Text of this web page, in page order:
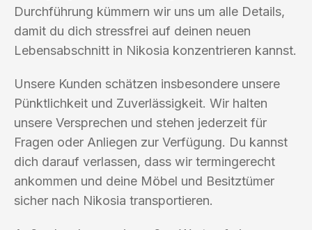
Durchführung kümmern wir uns um alle Details,
damit du dich stressfrei auf deinen neuen
Lebensabschnitt in Nikosia konzentrieren kannst.
Unsere Kunden schätzen insbesondere unsere
Pünktlichkeit und Zuverlässigkeit. Wir halten
unsere Versprechen und stehen jederzeit für
Fragen oder Anliegen zur Verfügung. Du kannst
dich darauf verlassen, dass wir termingerecht
ankommen und deine Möbel und Besitztümer
sicher nach Nikosia transportieren.